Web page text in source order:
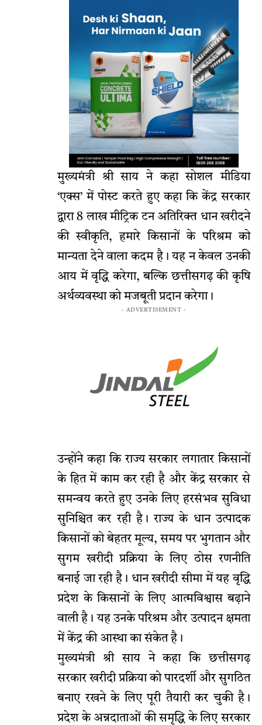
मुख्यमंत्री श्री साय ने कहा सोशल मीडिया
‘एक्स’ में पोस्ट करते हुए कहा कि केंद्र सरकार
द्वारा 8 लाख मीट्रिक टन अतिरिक्त धान खरीदने
की स्वीकृति, हमारे किसानों के परिश्रम को
मान्यता देने वाला कदम है। यह न केवल उनकी
आय में वृद्धि करेगा, बल्कि छत्तीसगढ़ की कृषि
अर्थव्यवस्था को मजबूती प्रदान करेगा।
- ADVERTISEMENT -
उन्होंने कहा कि राज्य सरकार लगातार किसानों
के हित में काम कर रही है और केंद्र सरकार से
समन्वय करते हुए उनके लिए हरसंभव सुविधा
सुनिश्चित कर रही है। राज्य के धान उत्पादक
किसानों को बेहतर मूल्य, समय पर भुगतान और
सुगम खरीदी प्रक्रिया के लिए ठोस रणनीति
बनाई जा रही है। धान खरीदी सीमा में यह वृद्धि
प्रदेश के किसानों के लिए आत्मविश्वास बढ़ाने
वाली है। यह उनके परिश्रम और उत्पादन क्षमता
में केंद्र की आस्था का संकेत है।
मुख्यमंत्री श्री साय ने कहा कि छत्तीसगढ़
सरकार खरीदी प्रक्रिया को पारदर्शी और सुगठित
बनाए रखने के लिए पूरी तैयारी कर चुकी है।
प्रदेश के अन्नदाताओं की समृद्धि के लिए सरकार